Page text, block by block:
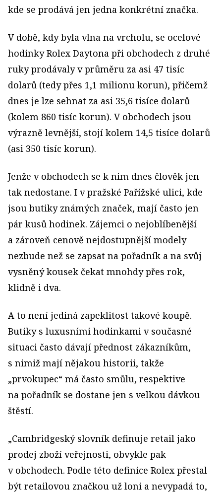
kde se prodává jen jedna konkrétní značka.
V době, kdy byla vlna na vrcholu, se ocelové
hodinky Rolex Daytona při obchodech z druhé
ruky prodávaly v průměru za asi 47 tisíc
dolarů (tedy přes 1,1 milionu korun), přičemž
dnes je lze sehnat za asi 35,6 tisíce dolarů
(kolem 860 tisíc korun). V obchodech jsou
výrazně levnější, stojí kolem 14,5 tisíce dolarů
(asi 350 tisíc korun).
Jenže v obchodech se k nim dnes člověk jen
tak nedostane. I v pražské Pařížské ulici, kde
jsou butiky známých značek, mají často jen
pár kusů hodinek. Zájemci o nejoblíbenější
a zároveň cenově nejdostupnější modely
nezbude než se zapsat na pořadník a na svůj
vysněný kousek čekat mnohdy přes rok,
klidně i dva.
A to není jediná zapeklitost takové koupě.
Butiky s luxusními hodinkami v současné
situaci často dávají přednost zákazníkům,
s nimiž mají nějakou historii, takže
„prvokupec“ má často smůlu, respektive
na pořadník se dostane jen s velkou dávkou
štěstí.
„Cambridgeský slovník definuje retail jako
prodej zboží veřejnosti, obvykle pak
v obchodech. Podle této definice Rolex přestal
být retailovou značkou už loni a nevypadá to,